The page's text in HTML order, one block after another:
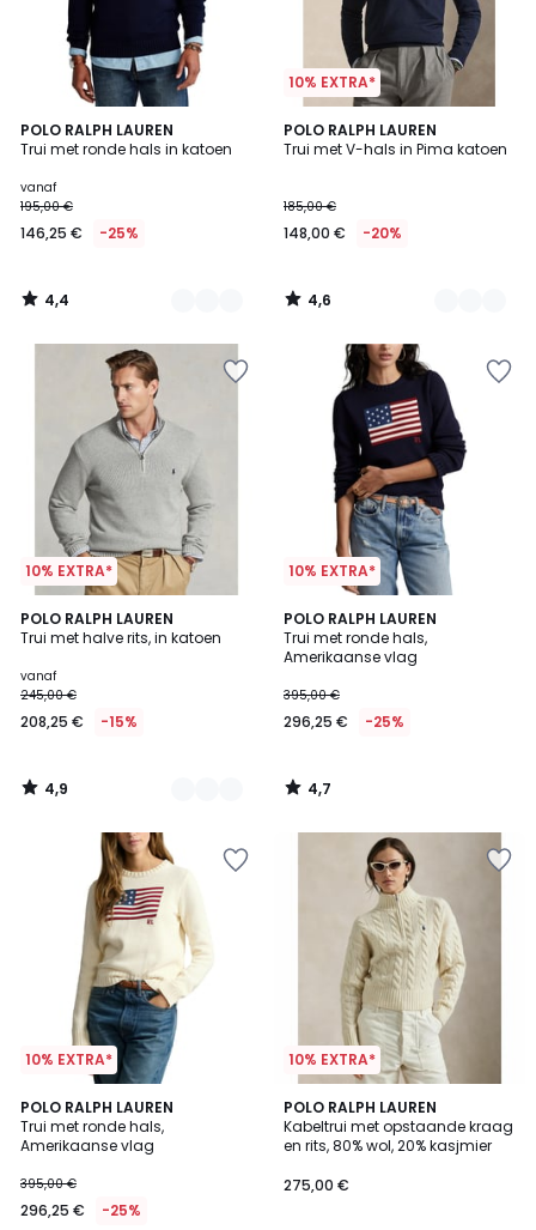
POLO RALPH LAUREN
Trui met ronde hals in katoen
vanaf
195,00 €
146,25 € -25%
4,4
/ 5
4
Kleuren
4,4
/
10% EXTRA*
POLO RALPH LAUREN
Trui met V-hals in Pima katoen
185,00 €
148,00 € -20%
4,6
/ 5
2
Kleuren
4,6
/
10% EXTRA*
POLO RALPH LAUREN
Trui met halve rits, in katoen
vanaf
245,00 €
208,25 € -15%
4,9
/ 5
3
Kleuren
4,9
/
10% EXTRA*
POLO RALPH LAUREN
Trui met ronde hals,
Amerikaanse vlag
395,00 €
296,25 € -25%
4,7
/ 5
4,7
/
10% EXTRA*
POLO RALPH LAUREN
Trui met ronde hals,
Amerikaanse vlag
395,00 €
296,25 € -25%
4,2
/ 5
10% EXTRA*
POLO RALPH LAUREN
Kabeltrui met opstaande kraag
en rits, 80% wol, 20% kasjmier
275,00 €
2
Kleuren